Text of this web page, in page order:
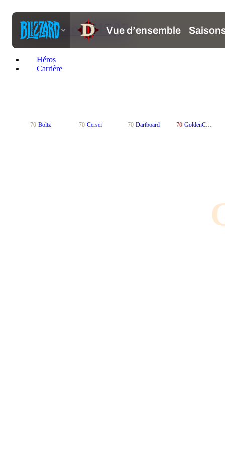
FailSauce#1797
Héros
Carrière
70 Boltz 70 Cersei 70 Dartboard 70 GoldenChild